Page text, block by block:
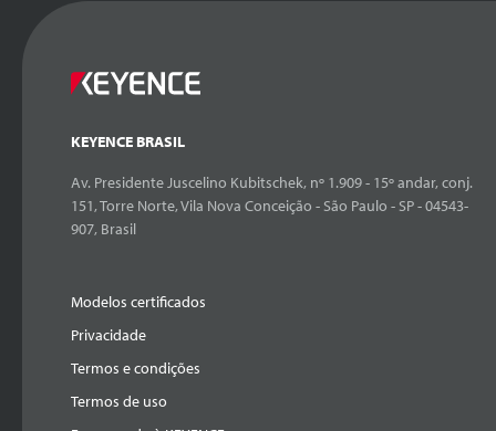
KEYENCE BRASIL
Av. Presidente Juscelino Kubitschek, nº 1.909 - 15º andar, conj.
151, Torre Norte, Vila Nova Conceição - São Paulo - SP - 04543-
907, Brasil
Modelos certificados
Privacidade
Termos e condições
Termos de uso